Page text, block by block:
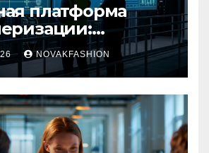
платформа
особенности
использования
NOVAKFASHION